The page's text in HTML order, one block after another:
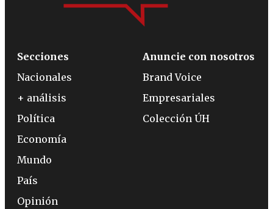
Secciones
Nacionales
+ análisis
Política
Economía
Mundo
País
Opinión
Anuncie con nosotros
Brand Voice
Empresariales
Colección ÚH